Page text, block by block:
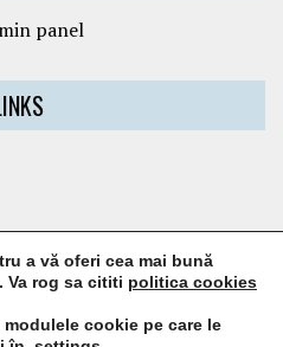
a vă oferi cea mai bună
Va rog sa cititi politica cookies
cookie pe care le
panel
AREA 3